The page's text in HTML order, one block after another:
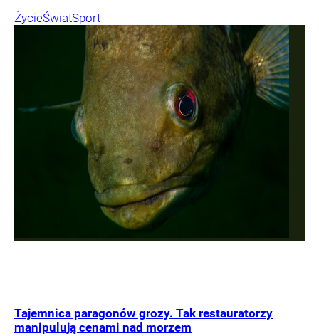
ŻycieŚwiatSport
Tajemnica paragonów grozy. Tak restauratorzy
manipulują cenami nad morzem